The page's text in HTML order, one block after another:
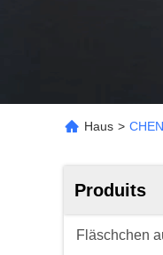
Haus >
Produits
Fläschchen